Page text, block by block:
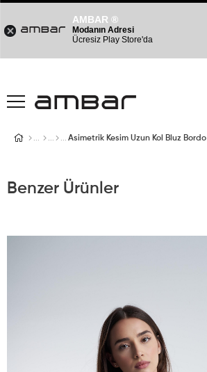
Asimetrik Kesim Uzun Kol Bluz Bordo
Benzer Ürünler
AMBAR ®
Modanın Adresi
Ücresiz Play Store'da